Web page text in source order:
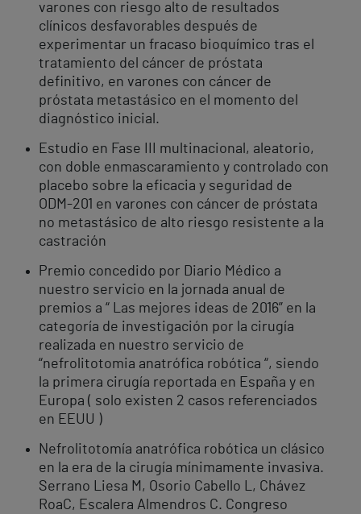
varones con riesgo alto de resultados
clínicos desfavorables después de
experimentar un fracaso bioquímico tras el
tratamiento del cáncer de próstata
definitivo, en varones con cáncer de
próstata metastásico en el momento del
diagnóstico inicial.
Estudio en Fase III multinacional, aleatorio,
con doble enmascaramiento y controlado con
placebo sobre la eficacia y seguridad de
ODM-201 en varones con cáncer de próstata
no metastásico de alto riesgo resistente a la
castración
Premio concedido por Diario Médico a
nuestro servicio en la jornada anual de
premios a “ Las mejores ideas de 2016” en la
categoría de investigación por la cirugía
realizada en nuestro servicio de
“nefrolitotomia anatrófica robótica “, siendo
la primera cirugía reportada en España y en
Europa ( solo existen 2 casos referenciados
en EEUU )
Nefrolitotomía anatrófica robótica un clásico
en la era de la cirugía mínimamente invasiva.
Serrano Liesa M, Osorio Cabello L, Chávez
RoaC, Escalera Almendros C. Congreso